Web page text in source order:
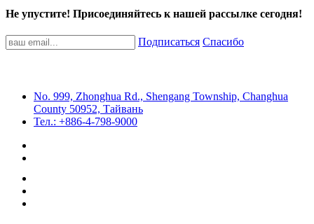
Не упустите! Присоединяйтесь к нашей рассылке сегодня!
Подписаться Спасибо
No. 999, Zhonghua Rd., Shengang Township, Changhua
County 50952, Тайвань
Тел.: +886-4-798-9000